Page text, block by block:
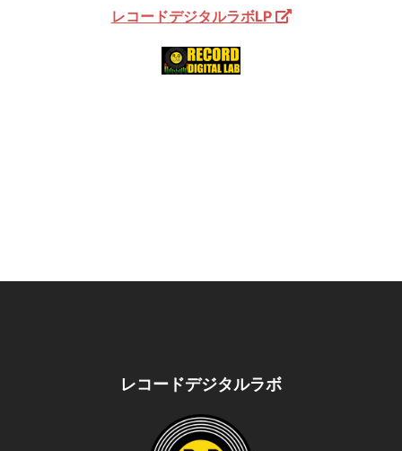
レコードデジタルラボLP
レコードデジタルラボ